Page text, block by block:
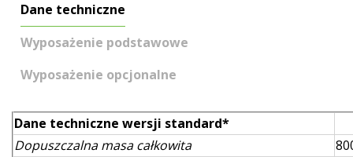
Dane techniczne
Wyposażenie podstawowe
Wyposażenie opcjonalne
Dane techniczne wersji standard*
Dopuszczalna masa całkowita